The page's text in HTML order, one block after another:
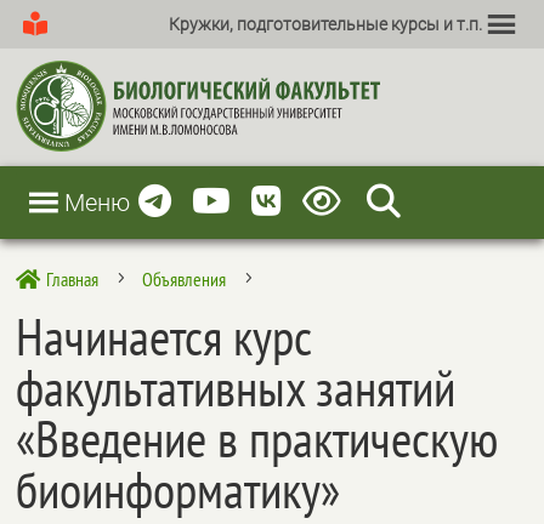
Кружки, подготовительные курсы и т.п.
Меню
 Главная 5 Объявления 5
Начинается курс
факультативных занятий
«Введение в практическую
биоинформатику»